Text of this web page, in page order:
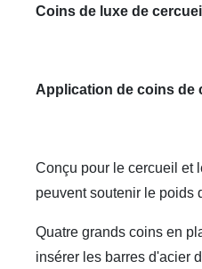
Coins de luxe de
Application de coins de
Conçu pour le cercueil et
peuvent soutenir le poids
Quatre grands coins en
insérer les barres d'acier